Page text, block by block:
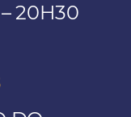
20H30